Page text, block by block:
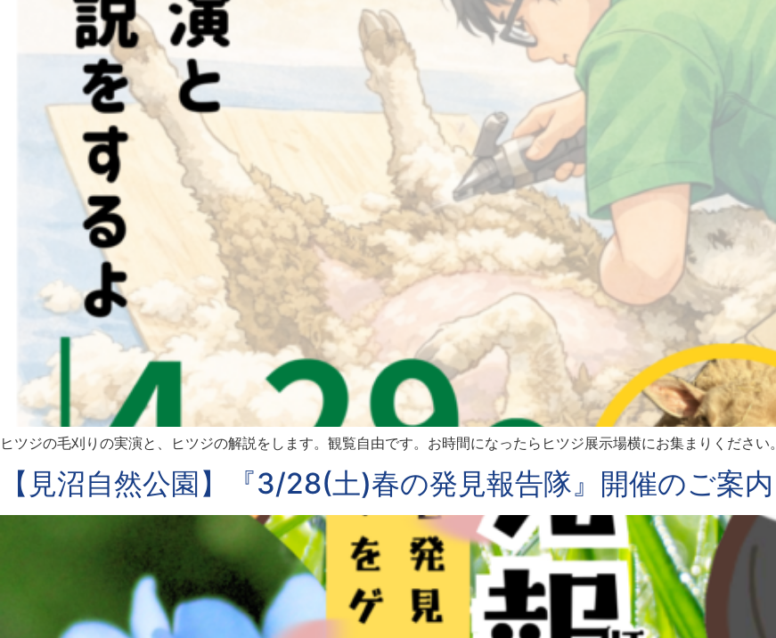
ヒツジの毛刈りの実演と、ヒツジの解説をします。観覧自由です。お時間になったらヒツジ展示場横にお集まりください。
【見沼自然公園】『3/28(土)春の発見報告隊』開催のご案内